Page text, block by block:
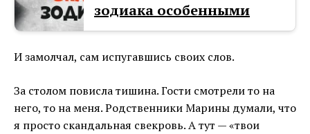
зодиака особенными
И замолчал, сам испугавшись своих слов.
За столом повисла тишина. Гости смотрели то на
него, то на меня. Родственники Марины думали, что
я просто скандальная свекровь. А тут — «твои